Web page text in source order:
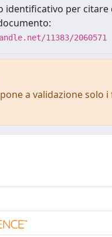
identificativo per citare
11383/2060571
a validazione solo i